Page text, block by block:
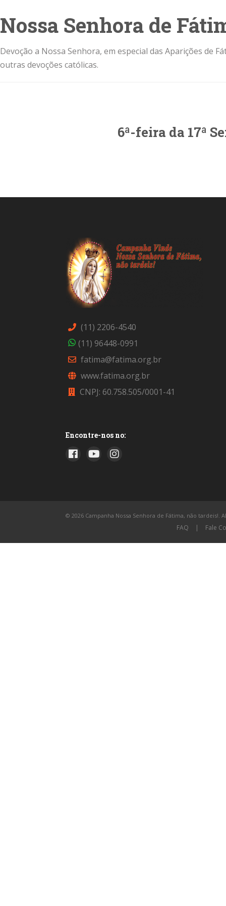
Nossa Senhora de
Devoção a Nossa Senhora, em especial das Aparições de
outras devoções católicas.
6ª-feira da 17ª
(11) 2206-4540
(11) 96448-0991
fatima@fatima.org.br
www.fatima.org.br
CNPJ: 60.758.505/0001-41
Encontre-nos no:
© 2026 Campanha Nossa Senhora de Fátima, não tardeis!.
FAQ | Fale